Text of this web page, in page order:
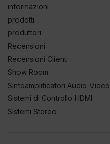
informazioni
prodotti
produttori
Recensioni
Recensioni Clienti
Show Room
Sintoamplificatori Audio-Video
Sistemi di Controllo HDMI
Sistemi Stereo